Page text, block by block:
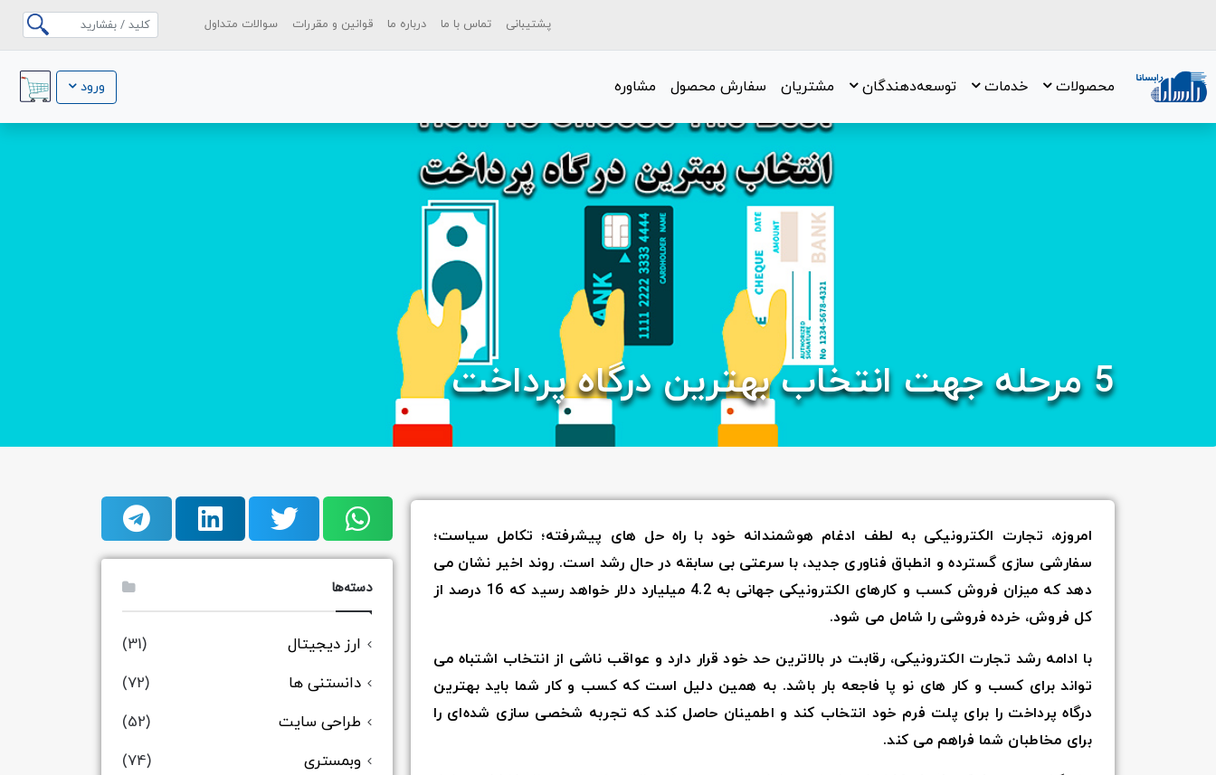
پشتیبانی تماس با ما درباره ما قوانین و مقررات سوالات متداول
محصولات خدمات توسعه‌دهندگان مشتریان سفارش محصول مشاوره ورود
5 مرحله جهت انتخاب بهترین درگاه پرداخت
امروزه، تجارت الکترونیکی به لطف ادغام هوشمندانه خود با راه حل های پیشرفته؛ تکامل سیاست؛
سفارشی سازی گسترده و انطباق فناوری جدید، با سرعتی بی سابقه در حال رشد است. روند اخیر نشان می
دهد که میزان فروش کسب و کارهای الکترونیکی جهانی به 4.2 میلیارد دلار خواهد رسید که 16 درصد از
کل فروش، خرده فروشی را شامل می شود.
با ادامه رشد تجارت الکترونیکی، رقابت در بالاترین حد خود قرار دارد و عواقب ناشی از انتخاب اشتباه می
تواند برای کسب و کار های نو پا فاجعه بار باشد. به همین دلیل است که کسب و کار شما باید بهترین
درگاه پرداخت را برای پلت فرم خود انتخاب کند و اطمینان حاصل کند که تجربه شخصی سازی شده‌ای را
برای مخاطبان شما فراهم می کند.
دسته‌ها
ارز دیجیتال
(31)
دانستنی ها
(72)
طراحی سایت
(52)
وبمستری
(74)